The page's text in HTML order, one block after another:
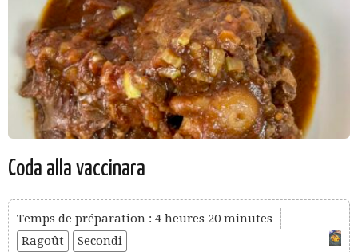
Coda alla vaccinara
Temps de préparation : 4 heures 20 minutes
Ragoût
Secondi